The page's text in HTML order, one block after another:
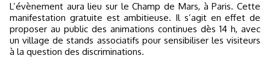
L’évènement aura lieu sur le Champ de Mars, à Paris. Cette
manifestation gratuite est ambitieuse. Il s’agit en effet de
proposer au public des animations continues dès 14 h, avec
un village de stands associatifs pour sensibiliser les visiteurs
à la question des discriminations.